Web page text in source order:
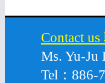
Contact
Ms. Yu-Ju
Tel：886-